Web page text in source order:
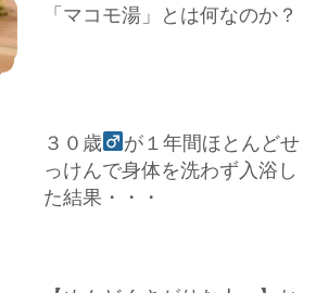
「マコモ湯」とは何なのか？
３０歳
が１年間ほとんどせ
っけんで身体を洗わず入浴し
た結果・・・